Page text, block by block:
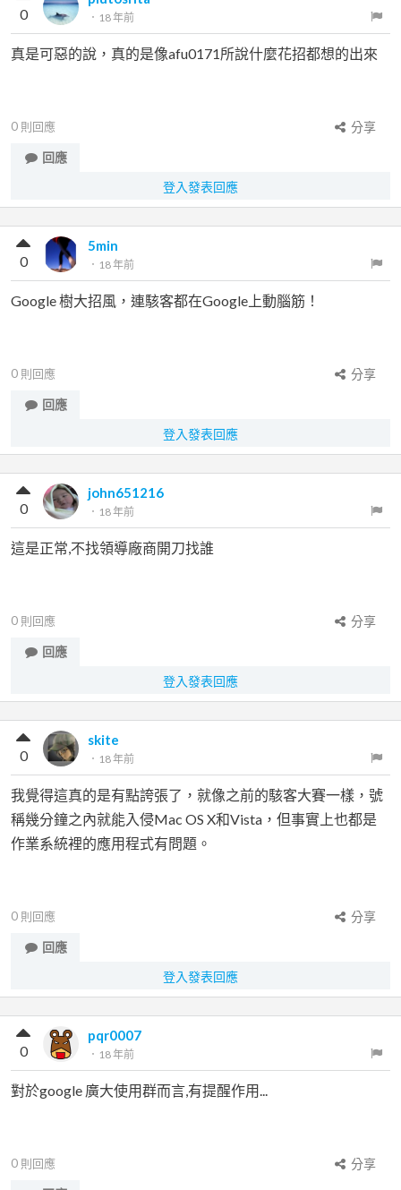
． 18 年前
0
真是可惡的說，真的是像afu0171所說什麼花招都想的出來
0 則回應
分享
回應
登入發表回應
5min
． 18 年前
0
Google 樹大招風，連駭客都在Google上動腦筋！
0 則回應
分享
回應
登入發表回應
john651216
． 18 年前
0
這是正常,不找領導廠商開刀找誰
0 則回應
分享
回應
登入發表回應
skite
． 18 年前
0
我覺得這真的是有點誇張了，就像之前的駭客大賽一樣，號
稱幾分鐘之內就能入侵Mac OS X和Vista，但事實上也都是
作業系統裡的應用程式有問題。
0 則回應
分享
回應
登入發表回應
pqr0007
． 18 年前
0
對於google 廣大使用群而言,有提醒作用...
0 則回應
分享